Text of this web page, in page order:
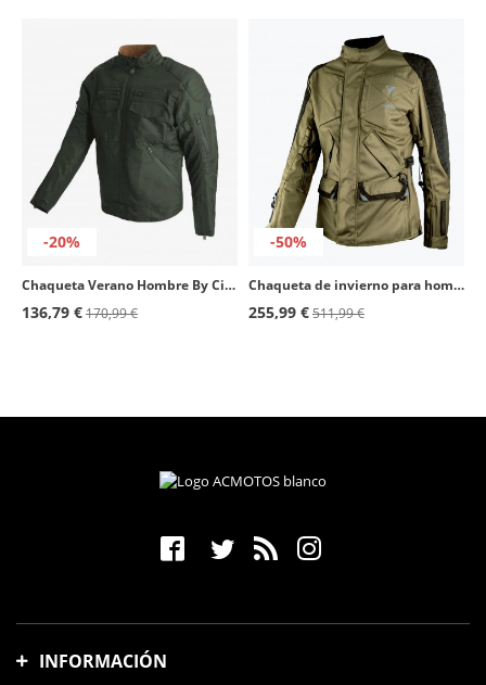
-20%
Chaqueta Verano Hombre By City Magnum Verde
136,79 €170,99 €
-50%
Chaqueta de invierno para hombre By City Emirates Man beige
255,99 €511,99 €
INFORMACIÓN